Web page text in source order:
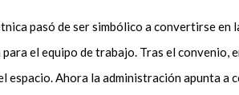
pasó de ser simbólico a convertirse en
el equipo de trabajo. Tras el convenio,
espacio. Ahora la administración apunta a